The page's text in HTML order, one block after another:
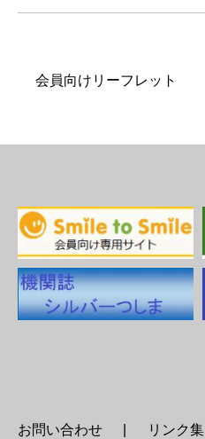
会員向けリーフレット
お問い合わせ リンク集